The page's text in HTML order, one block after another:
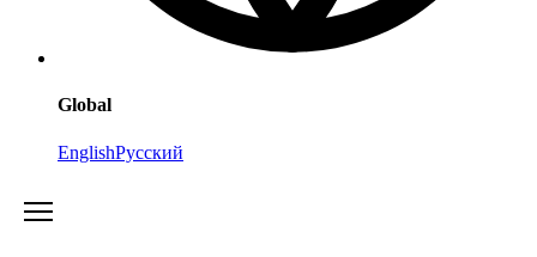
Global
EnglishРусский